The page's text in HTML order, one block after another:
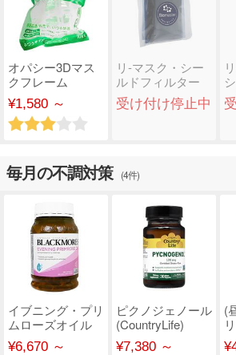
オパシー3Dマス
クフレーム
¥1,580 ～
リ-マスク・シー
ルドフィルター
受け付け停止中
毎月の不調対策 (4件)
イブニング・プリ
ムローズオイル
(Blackmores)
¥6,670 ～
ピクノジェノール
(CountryLife)
¥7,380 ～
(